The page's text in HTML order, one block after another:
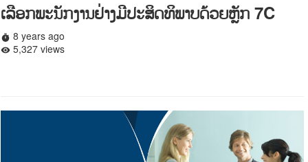
ເລືອກພະນັກງານຢ່າງມີປະສິດທິພາບດ້ວຍຫຼັກ 7C
timer 8 years ago
remove_red_eye 5,327 views